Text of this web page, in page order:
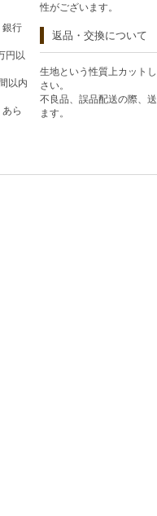
銀行
円以
以内
ら
性がございます。
返品・交換について
生地という性質上カット
さい。
不良品、誤品配送の際、
ます。